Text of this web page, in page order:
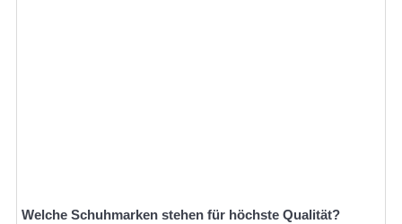
Welche Schuhmarken stehen für höchste Qualität?